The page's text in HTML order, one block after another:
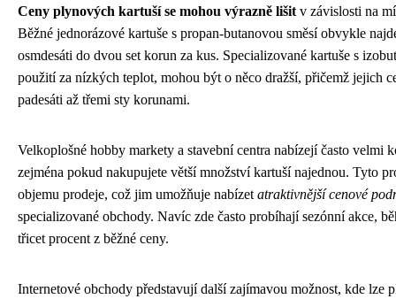
Ceny plynových kartuší se mohou výrazně lišit v závislosti na
Běžné jednorázové kartuše s propan-butanovou směsí obvykle
osmdesáti do dvou set korun za kus. Specializované kartuše s
použití za nízkých teplot, mohou být o něco dražší, přičemž jejich
padesáti až třemi sty korunami.
Velkoplošné hobby markety a stavební centra nabízejí často velmi
zejména pokud nakupujete větší množství kartuší najednou. Tyto
objemu prodeje, což jim umožňuje nabízet atraktivnější cenové
specializované obchody. Navíc zde často probíhají sezónní akce,
třicet procent z běžné ceny.
Internetové obchody představují další zajímavou možnost, kde lze